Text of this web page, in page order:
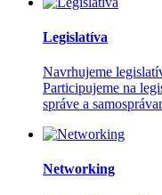
Legislatíva
Navrhujeme
Participujeme na
správe a
Networking